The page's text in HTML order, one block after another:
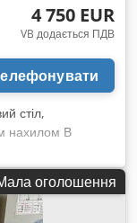
4 750 EUR
VB додається ПДВ
стіл,
нахилом В
/ 380 В
регулювання
600 кг /
250 мм
оголошення